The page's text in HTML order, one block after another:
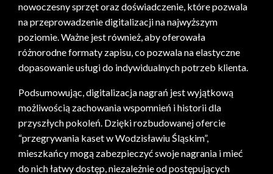
nowoczesny sprzęt oraz doświadczenie, które pozwala
na przeprowadzenie digitalizacji na najwyższym
poziomie. Ważne jest również, aby oferowała
różnorodne formaty zapisu, co pozwala na elastyczne
dopasowanie usługi do indywidualnych potrzeb klienta.
Podsumowując, digitalizacja nagrań jest wyjątkową
możliwością zachowania wspomnień i historii dla
przyszłych pokoleń. Dzięki rozbudowanej ofercie
“przegrywania kaset w Wodzisławiu Śląskim”,
mieszkańcy mogą zabezpieczyć swoje nagrania i mieć
do nich łatwy dostęp, niezależnie od postępujących